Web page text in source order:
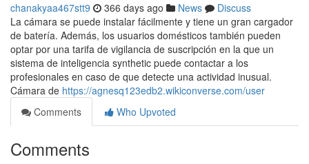
chanakyaa467stt9 366 days ago News
Discuss
La cámara se puede instalar fácilmente y tiene un gran cargador
de batería. Además, los usuarios domésticos también pueden
optar por una tarifa de vigilancia de suscripción en la que un
sistema de inteligencia synthetic puede contactar a los
profesionales en caso de que detecte una actividad inusual.
Cámara de https://agnesq123edb2.wikiconverse.com/user
Comments
Who Upvoted
Comments